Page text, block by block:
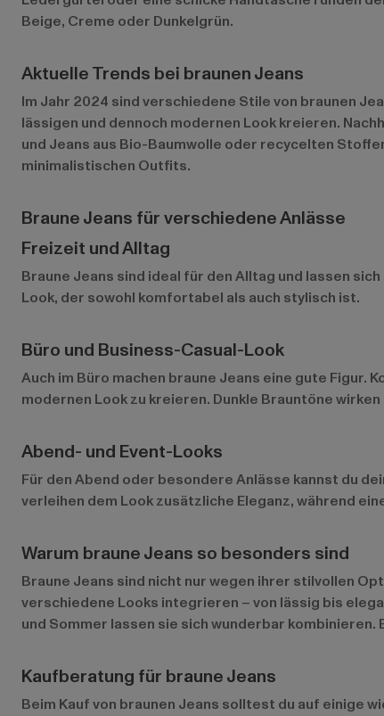
Beige, Creme oder Dunkelgrün.
Aktuelle Trends bei braunen Jeans
Im Jahr 2024 sind verschiedene Stile von braunen
lässigen und dennoch modernen Look kreieren.
und Jeans aus Bio-Baumwolle oder recycelten
minimalistischen Outfits.
Braune Jeans für verschiedene Anlässe
Freizeit und Alltag
Braune Jeans sind ideal für den Alltag und lassen
Look, der sowohl komfortabel als auch stylisch ist.
Büro und Business-Casual-Look
Auch im Büro machen braune Jeans eine gute Figur.
modernen Look zu kreieren. Dunkle Brauntöne
Abend- und Event-Looks
Für den Abend oder besondere Anlässe kannst du
verleihen dem Look zusätzliche Eleganz, während
Warum braune Jeans so besonders sind
Braune Jeans sind nicht nur wegen ihrer stilvollen
verschiedene Looks integrieren – von lässig bis
und Sommer lassen sie sich wunderbar
Kaufberatung für braune Jeans
Beim Kauf von braunen Jeans solltest du auf einige